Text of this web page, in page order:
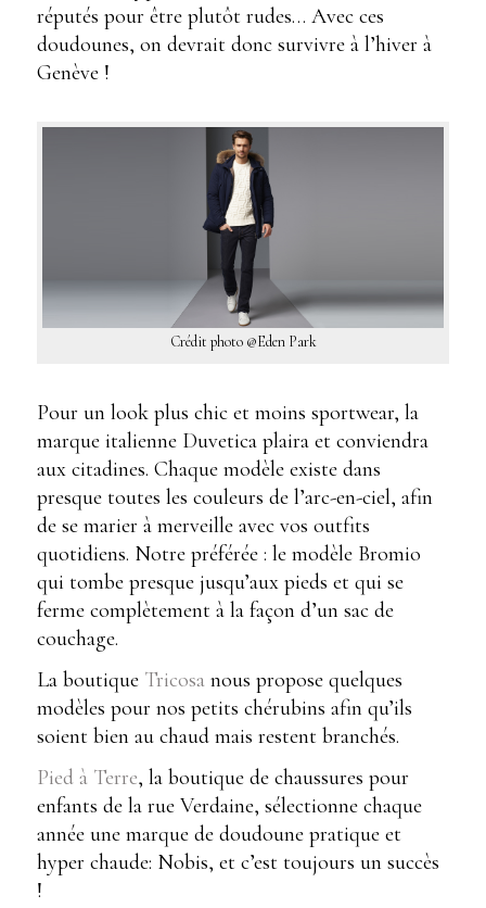
réputés pour être plutôt rudes… Avec ces
doudounes, on devrait donc survivre à l’hiver à
Genève !
Crédit photo @Eden Park
Pour un look plus chic et moins sportwear, la
marque italienne Duvetica plaira et conviendra
aux citadines. Chaque modèle existe dans
presque toutes les couleurs de l’arc-en-ciel, afin
de se marier à merveille avec vos outfits
quotidiens. Notre préférée : le modèle Bromio
qui tombe presque jusqu’aux pieds et qui se
ferme complètement à la façon d’un sac de
couchage.
La boutique Tricosa nous propose quelques
modèles pour nos petits chérubins afin qu’ils
soient bien au chaud mais restent branchés.
Pied à Terre, la boutique de chaussures pour
enfants de la rue Verdaine, sélectionne chaque
année une marque de doudoune pratique et
hyper chaude: Nobis, et c’est toujours un succès
!